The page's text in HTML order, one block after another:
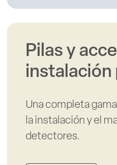
Pilas y
instalación
Una completa
la instalación y el
detectores.